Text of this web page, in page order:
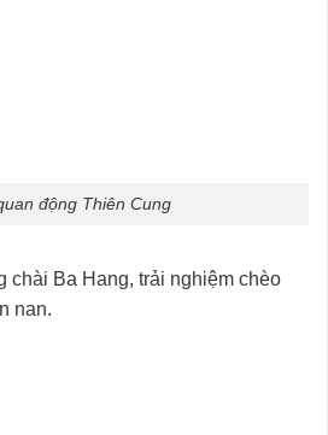
động Thiên Cung
chài Ba Hang, trải nghiệm chèo
nan.